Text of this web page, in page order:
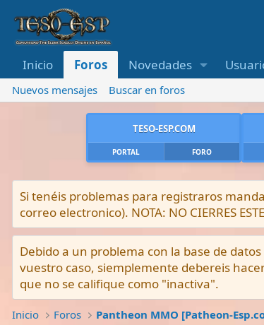
Inicio Foros Novedades
Nuevos mensajes Buscar en foros
TESO-ESP.COM
PORTAL FORO
Si tenéis problemas para registraros
correo electronico). NOTA: NO CIERRES
Debido a un problema con la base de
vuestro caso, siemplemente debereis
que no se califique como "inactiva".
Inicio Foros Pantheon MMO [Patheon-